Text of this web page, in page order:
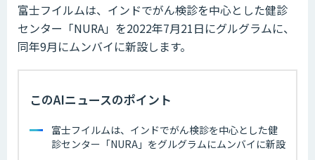
富士フイルムは、インドでがん検診を中心とした健診
センター「NURA」を2022年7月21日にグルグラムに、
同年9月にムンバイに新設します。
このAIニュースのポイント
富士フイルムは、インドでがん検診を中心とした健
診センター「NURA」をグルグラムにムンバイに新設